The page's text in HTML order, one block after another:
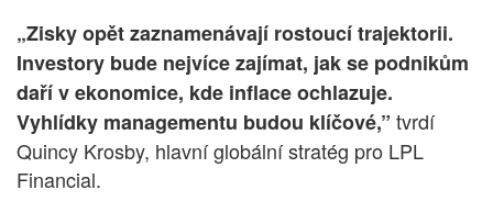
„Zisky opět zaznamenávají rostoucí trajektorii.
Investory bude nejvíce zajímat, jak se podnikům
daří v ekonomice, kde inflace ochlazuje.
Vyhlídky managementu budou klíčové,” tvrdí
Quincy Krosby, hlavní globální stratég pro LPL
Financial.